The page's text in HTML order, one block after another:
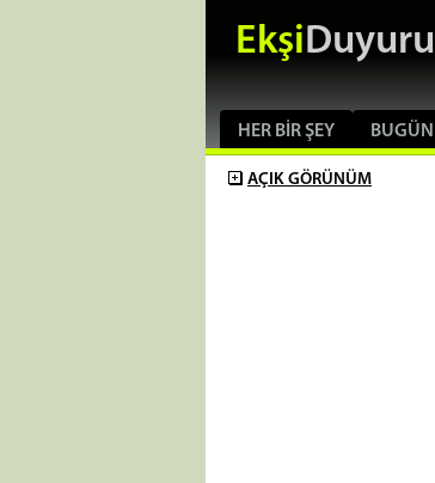
EkşiDuyuru
HER BIR ŞEY BUGÜN
AÇIK GÖRÜNÜM